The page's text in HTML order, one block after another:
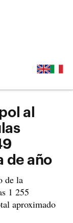
al
de año
de la
1 255
aproximado